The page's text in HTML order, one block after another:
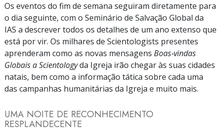
Os eventos do fim de semana seguiram diretamente para
o dia seguinte, com o Seminário de Salvação Global da
IAS a descrever todos os detalhes de um ano extenso que
está por vir. Os milhares de Scientologists presentes
aprenderam como as novas mensagens Boas‑vindas
Globais a Scientologyda Igreja irão chegar às suas cidades
natais, bem como a informação tática sobre cada uma
das campanhas humanitárias da Igreja e muito mais.
UMA NOITE DE RECONHECIMENTO
RESPLANDECENTE